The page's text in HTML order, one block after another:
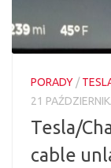
PORADY /
21
Tesla/
cable